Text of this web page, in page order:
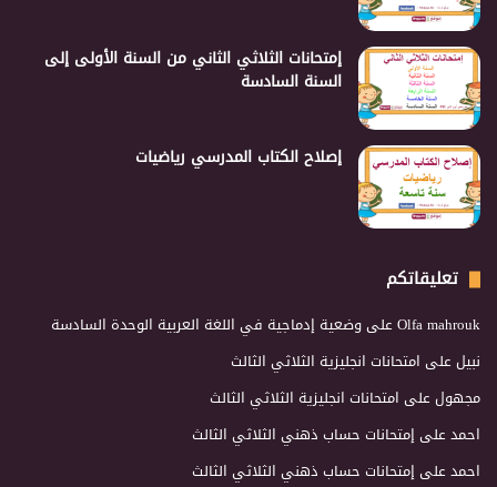
إمتحانات الثلاثي الثاني من السنة الأولى إلى
السنة السادسة
إصلاح الكتاب المدرسي رياضيات
تعليقاتكم
Olfa mahroukعلى وضعية إدماجية في اللغة العربية الوحدة السادسة
نبيلعلى امتحانات انجليزية الثلاثي الثالث
مجهولعلى امتحانات انجليزية الثلاثي الثالث
احمدعلى إمتحانات حساب ذهني الثلاثي الثالث
احمدعلى إمتحانات حساب ذهني الثلاثي الثالث